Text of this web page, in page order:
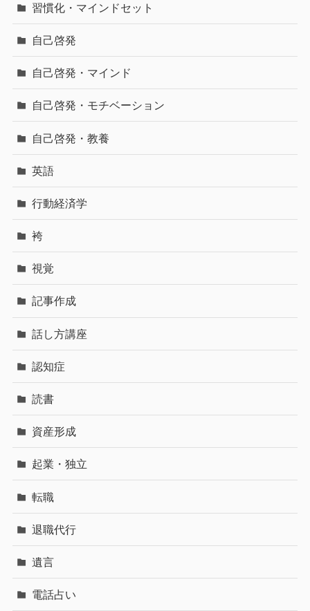
習慣化・マインドセット
自己啓発
自己啓発・マインド
自己啓発・モチベーション
自己啓発・教養
英語
行動経済学
袴
視覚
記事作成
話し方講座
認知症
読書
資産形成
起業・独立
転職
退職代行
遺言
電話占い